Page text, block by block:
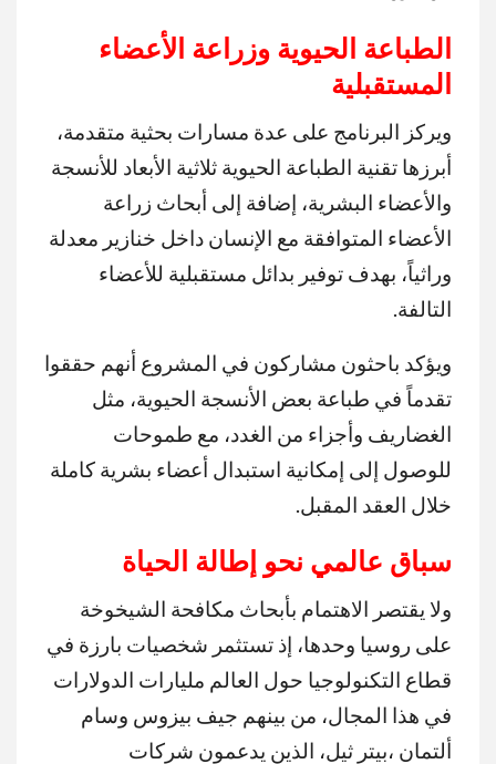
الطباعة الحيوية وزراعة الأعضاء
المستقبلية
ويركز البرنامج على عدة مسارات بحثية متقدمة،
أبرزها تقنية الطباعة الحيوية ثلاثية الأبعاد للأنسجة
والأعضاء البشرية، إضافة إلى أبحاث زراعة
الأعضاء المتوافقة مع الإنسان داخل خنازير معدلة
وراثياً، بهدف توفير بدائل مستقبلية للأعضاء
التالفة.
ويؤكد باحثون مشاركون في المشروع أنهم حققوا
تقدماً في طباعة بعض الأنسجة الحيوية، مثل
الغضاريف وأجزاء من الغدد، مع طموحات
للوصول إلى إمكانية استبدال أعضاء بشرية كاملة
خلال العقد المقبل.
سباق عالمي نحو إطالة الحياة
ولا يقتصر الاهتمام بأبحاث مكافحة الشيخوخة
على روسيا وحدها، إذ تستثمر شخصيات بارزة في
قطاع التكنولوجيا حول العالم مليارات الدولارات
في هذا المجال، من بينهم جيف بيزوس وسام
ألتمان ،بيتر ثيل، الذين يدعمون شركات